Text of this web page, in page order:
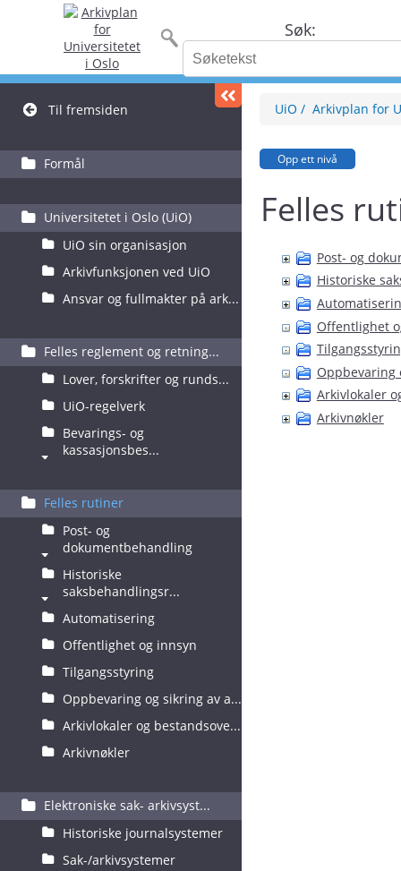
Søk:
Til fremsiden
Formål
Universitetet i Oslo (UiO)
UiO sin organisasjon
Arkivfunksjonen ved UiO
Ansvar og fullmakter på ark...
Felles reglement og retning...
Lover, forskrifter og runds...
UiO-regelverk
Bevarings- og
kassasjonsbes...
Felles rutiner
Post- og
dokumentbehandling
Historiske
saksbehandlingsr...
Automatisering
Offentlighet og innsyn
Tilgangsstyring
Oppbevaring og sikring av a...
Arkivlokaler og bestandsove...
Arkivnøkler
Elektroniske sak- arkivsyst...
Historiske journalsystemer
Sak-/arkivsystemer
UiO Arkivplan for
Opp ett nivå
Felles
Post- og
Historiske
Offentlighet
Oppbevaring
Arkivlokaler
Arkivnøkler